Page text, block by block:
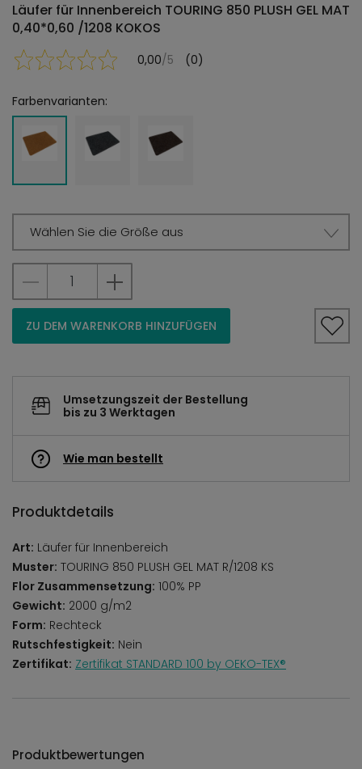
Läufer für Innenbereich TOURING 850 PLUSH GEL MAT
0,40*0,60 /1208 KOKOS
0,00/5 (0)
Farbenvarianten:
Wählen Sie die Größe aus
ZU DEM WARENKORB HINZUFÜGEN
Umsetzungszeit der Bestellung
bis zu 3 Werktagen
Wie man bestellt
Produktdetails
Art: Läufer für Innenbereich
Muster: TOURING 850 PLUSH GEL MAT R/1208 KS
Flor Zusammensetzung: 100% PP
Gewicht: 2000 g/m2
Form: Rechteck
Rutschfestigkeit: Nein
Zertifikat: Zertifikat STANDARD 100 by OEKO-TEX®
Produktbewertungen